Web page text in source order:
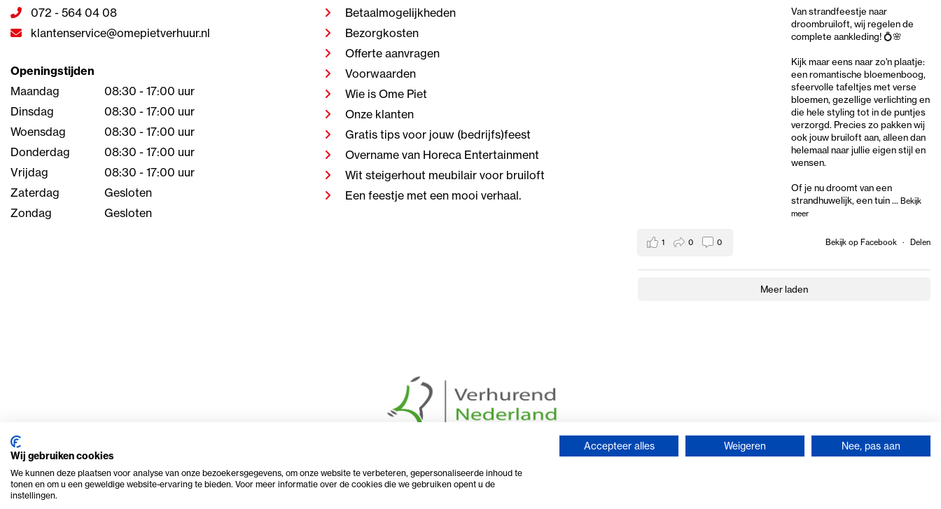
072 - 564 04 08
klantenservice@omepietverhuur.nl
Openingstijden
Maandag
08:30 - 17:00 uur
Dinsdag
08:30 - 17:00 uur
Woensdag
08:30 - 17:00 uur
Donderdag
08:30 - 17:00 uur
Vrijdag
08:30 - 17:00 uur
Zaterdag
Gesloten
Zondag
Gesloten
Betaalmogelijkheden
Bezorgkosten
Offerte aanvragen
Voorwaarden
Wie is Ome Piet
Onze klanten
Gratis tips voor jouw (bedrijfs)feest
Overname van Horeca Entertainment
Wit steigerhout meubilair voor bruiloft
Een feestje met een mooi verhaal.
Van strandfeestje naar
droombruiloft, wij regelen de
complete aankleding! 💍🌸
Kijk maar eens naar zo'n plaatje:
een romantische bloemenboog,
sfeervolle tafeltjes met verse
bloemen, gezellige verlichting en
die hele styling tot in de puntjes
verzorgd. Precies zo pakken wij
ook jouw bruiloft aan, alleen dan
helemaal naar jullie eigen stijl en
wensen.
Of je nu droomt van een
strandhuwelijk, een tuin... Bekijk
meer
Bekijk op Facebook · Delen
1 0 0
Meer laden
© 2026 Ome Piet Verhuur
Wij gebruiken cookies
We kunnen deze plaatsen voor analyse van onze bezoekersgegevens, om onze website te verbeteren, gepersonaliseerde inhoud te
tonen en om u een geweldige website-ervaring te bieden. Voor meer informatie over de cookies die we gebruiken opent u de
instellingen.
Accepteer alles Weigeren Nee, pas aan